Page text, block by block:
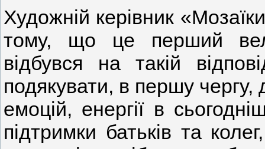
Художній керівник
тому, що це перший
відбувся на такій
подякувати, в першу чергу,
емоцій, енергії в
підтримки батьків та